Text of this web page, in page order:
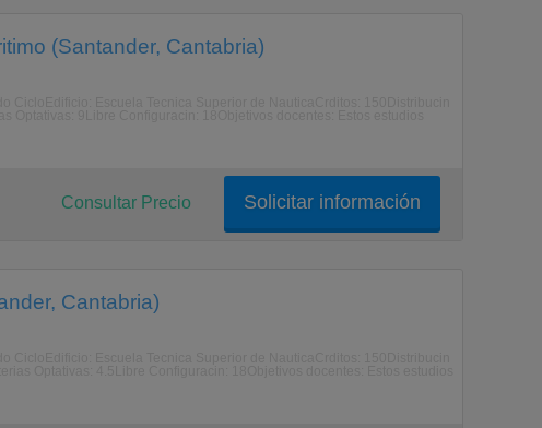
(Santander, Cantabria)
Solicitar información
Consultar Precio
Cantabria)